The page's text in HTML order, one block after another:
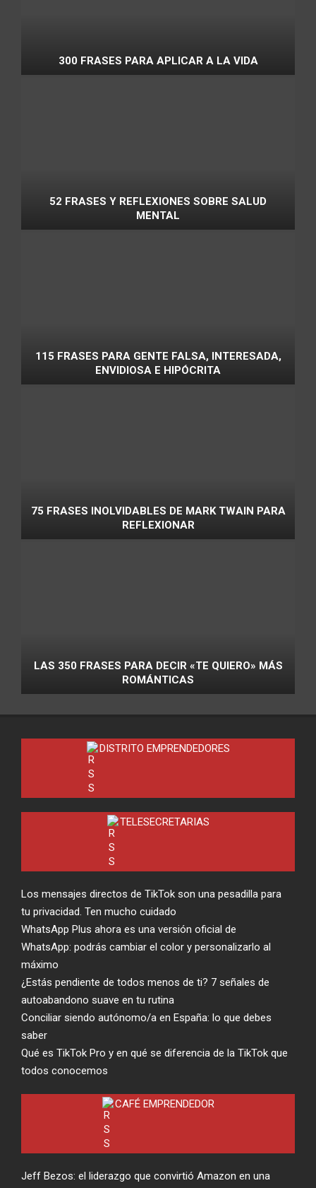
300 FRASES PARA APLICAR A LA VIDA
52 FRASES Y REFLEXIONES SOBRE SALUD
MENTAL
115 FRASES PARA GENTE FALSA, INTERESADA,
ENVIDIOSA E HIPÓCRITA
75 FRASES INOLVIDABLES DE MARK TWAIN PARA
REFLEXIONAR
LAS 350 FRASES PARA DECIR «TE QUIERO» MÁS
ROMÁNTICAS
DISTRITO EMPRENDEDORES
TELESECRETARIAS
Los mensajes directos de TikTok son una pesadilla para
tu privacidad. Ten mucho cuidado
WhatsApp Plus ahora es una versión oficial de
WhatsApp: podrás cambiar el color y personalizarlo al
máximo
¿Estás pendiente de todos menos de ti? 7 señales de
autoabandono suave en tu rutina
Conciliar siendo autónomo/a en España: lo que debes
saber
Qué es TikTok Pro y en qué se diferencia de la TikTok que
todos conocemos
CAFÉ EMPRENDEDOR
Jeff Bezos: el liderazgo que convirtió Amazon en una